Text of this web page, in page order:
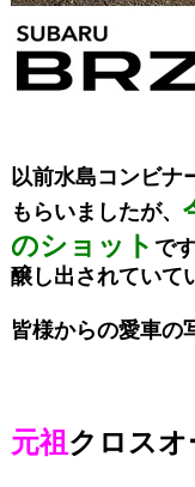
以前水島コンビナ
もらいましたが、
のショット で
醸し出されていて
皆様からの愛車の
元祖 クロスオ